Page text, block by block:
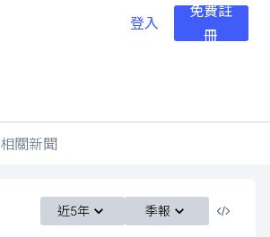
登入
免費註
冊
相關新聞
近5年 季報